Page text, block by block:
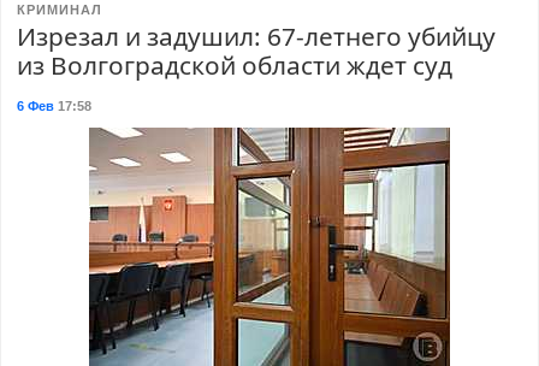
КРИМИНАЛ
Изрезал и задушил: 67-летнего убийцу
из Волгоградской области ждет суд
6 Фев17:58